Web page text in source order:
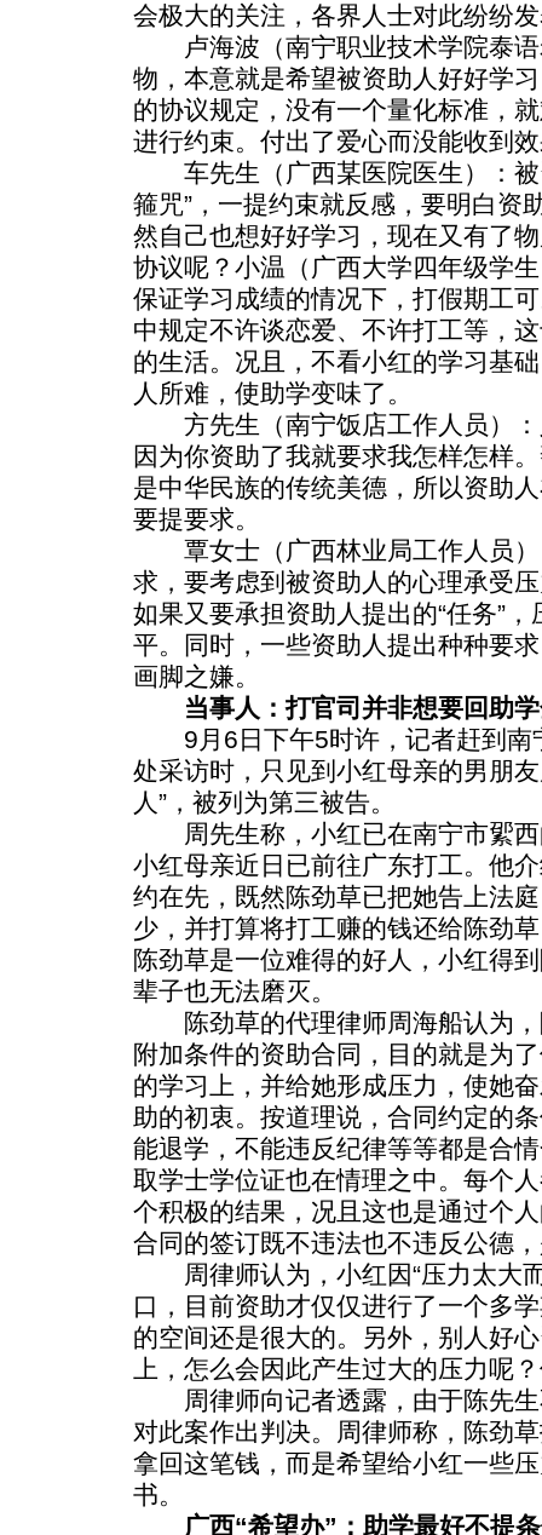
会极大的关注，各界人士对此纷纷
卢海波（南宁职业技术学院泰语
物，本意就是希望被资助人好好学
的协议规定，没有一个量化标准，
进行约束。付出了爱心而没能收到
车先生（广西某医院医生）：被
箍咒”，一提约束就反感，要明白资
然自己也想好好学习，现在又有了
协议呢？小温（广西大学四年级学
保证学习成绩的情况下，打假期工
中规定不许谈恋爱、不许打工等，
的生活。况且，不看小红的学习基
人所难，使助学变味了。
方先生（南宁饭店工作人员）：
因为你资助了我就要求我怎样怎样
是中华民族的传统美德，所以资助
要提要求。
覃女士（广西林业局工作人员）
求，要考虑到被资助人的心理承受
如果又要承担资助人提出的“任务”
平。同时，一些资助人提出种种要
画脚之嫌。
当事人：打官司并非想要回助
9月6日下午5时许，记者赶到南
处采访时，只见到小红母亲的男朋
人”，被列为第三被告。
周先生称，小红已在南宁市綤西
小红母亲近日已前往广东打工。他
约在先，既然陈劲草已把她告上法
少，并打算将打工赚的钱还给陈劲
陈劲草是一位难得的好人，小红得
辈子也无法磨灭。
陈劲草的代理律师周海船认为，
附加条件的资助合同，目的就是为
的学习上，并给她形成压力，使她
助的初衷。按道理说，合同约定的
能退学，不能违反纪律等等都是合
取学士学位证也在情理之中。每个
个积极的结果，况且这也是通过个
合同的签订既不违法也不违反公德
周律师认为，小红因“压力太大
口，目前资助才仅仅进行了一个多
的空间还是很大的。另外，别人好
上，怎么会因此产生过大的压力呢
周律师向记者透露，由于陈先生
对此案作出判决。周律师称，陈劲
拿回这笔钱，而是希望给小红一些
书。
广西“希望办”：助学最好不提